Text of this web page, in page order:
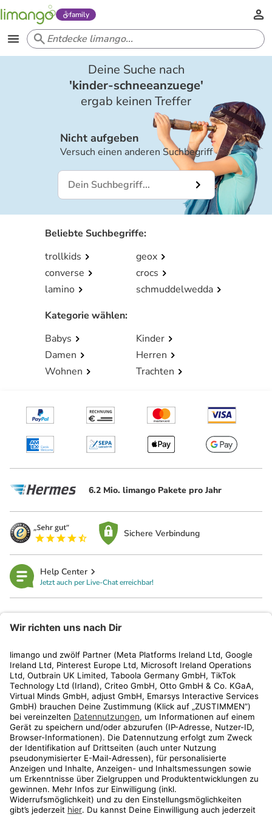
family
Deine Suche nach
'kinder-schneeanzuege'
ergab keinen Treffer
Nicht aufgeben
Versuch einen anderen Suchbegriff
Beliebte Suchbegriffe:
trollkids
geox
converse
crocs
lamino
schmuddelwedda
Kategorie wählen:
Babys
Kinder
Damen
Herren
Wohnen
Trachten
6.2 Mio. limango Pakete pro Jahr
Sichere Verbindung
Help Center
Jetzt auch per Live-Chat erreichbar!
Kundenservice
Shop
Aktionen
Travel